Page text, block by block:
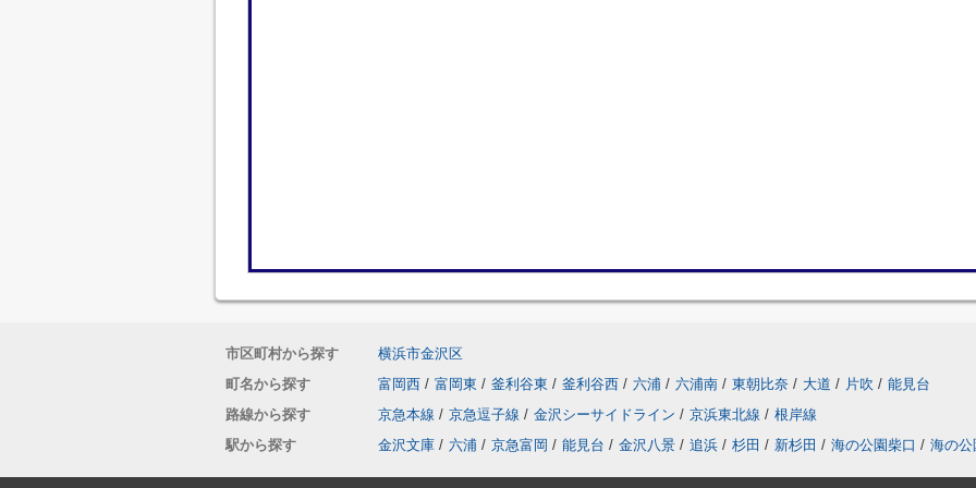
市区町村から探す
横浜市金沢区
町名から探す
富岡西 / 富岡東 / 釜利谷東 / 釜利谷西 / 六浦 / 六浦南 / 東朝比奈 / 大道 / 片吹 / 能見台
路線から探す
京急本線 / 京急逗子線 / 金沢シーサイドライン / 京浜東北線 / 根岸線
駅から探す
金沢文庫 / 六浦 / 京急富岡 / 能見台 / 金沢八景 / 追浜 / 杉田 / 新杉田 / 海の公園柴口 / 海の公